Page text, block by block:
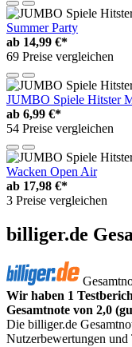
Summer Party
ab 14,99 €*
69 Preise vergleichen
JUMBO Spiele Hitster
ab 6,99 €*
54 Preise vergleichen
Wacken Open Air
ab 17,98 €*
3 Preise vergleichen
billiger.de
Wir haben 1
Gesamtnote von 2,0
Die billiger.de
Nutzerbewertungen und